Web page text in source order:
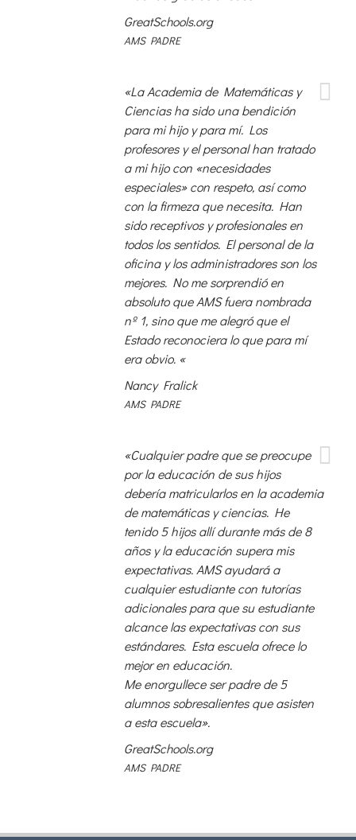
GreatSchools.org
AMS PADRE
«La Academia de Matemáticas y
Ciencias ha sido una bendición
para mi hijo y para mí. Los
profesores y el personal han tratado
a mi hijo con «necesidades
especiales» con respeto, así como
con la firmeza que necesita. Han
sido receptivos y profesionales en
todos los sentidos. El personal de la
oficina y los administradores son los
mejores. No me sorprendió en
absoluto que AMS fuera nombrada
nº 1, sino que me alegró que el
Estado reconociera lo que para mí
era obvio. «
Nancy Fralick
AMS PADRE
«Cualquier padre que se preocupe
por la educación de sus hijos
debería matricularlos en la academia
de matemáticas y ciencias. He
tenido 5 hijos allí durante más de 8
años y la educación supera mis
expectativas. AMS ayudará a
cualquier estudiante con tutorías
adicionales para que su estudiante
alcance las expectativas con sus
estándares. Esta escuela ofrece lo
mejor en educación.
Me enorgullece ser padre de 5
alumnos sobresalientes que asisten
a esta escuela».
GreatSchools.org
AMS PADRE